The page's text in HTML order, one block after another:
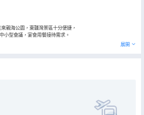
親海公園，東疆灣景區十分便捷，
小型會議，宴會用餐接待需求。
自助餐廳。可以接待大型會議團隊 旅行團等，配套設施，服務
展開